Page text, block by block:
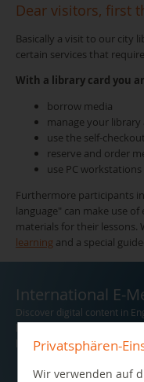
Dear visitors, first
Basically a visit to our city
certain services that
With a library card you
borrow media
manage your library
use the self-
reserve and order
use PC
Furthermore participants
language" can make use
materials for their lessons.
learning and a special
International E-
Discover digital content in
languages. Free to use for
library.Privatsphären-
Wir verwenden auf